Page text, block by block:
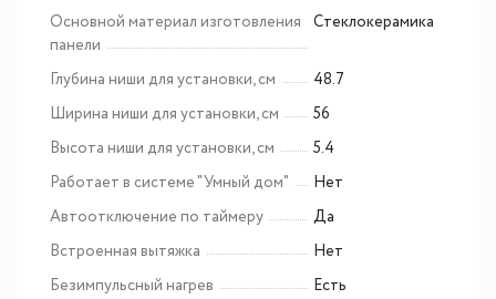
Основной материал изготовления
панели
Cтеклокерамика
Глубина ниши для установки, см
48.7
Ширина ниши для установки, см
56
Высота ниши для установки, см
5.4
Работает в системе "Умный дом"
Нет
Автоотключение по таймеру
Да
Встроенная вытяжка
Нет
Безимпульсный нагрев
Есть